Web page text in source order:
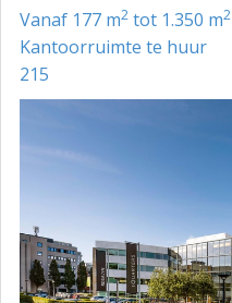
vanaf 177 m2 tot 1.350 m2
Kantoorruimte te huur
215